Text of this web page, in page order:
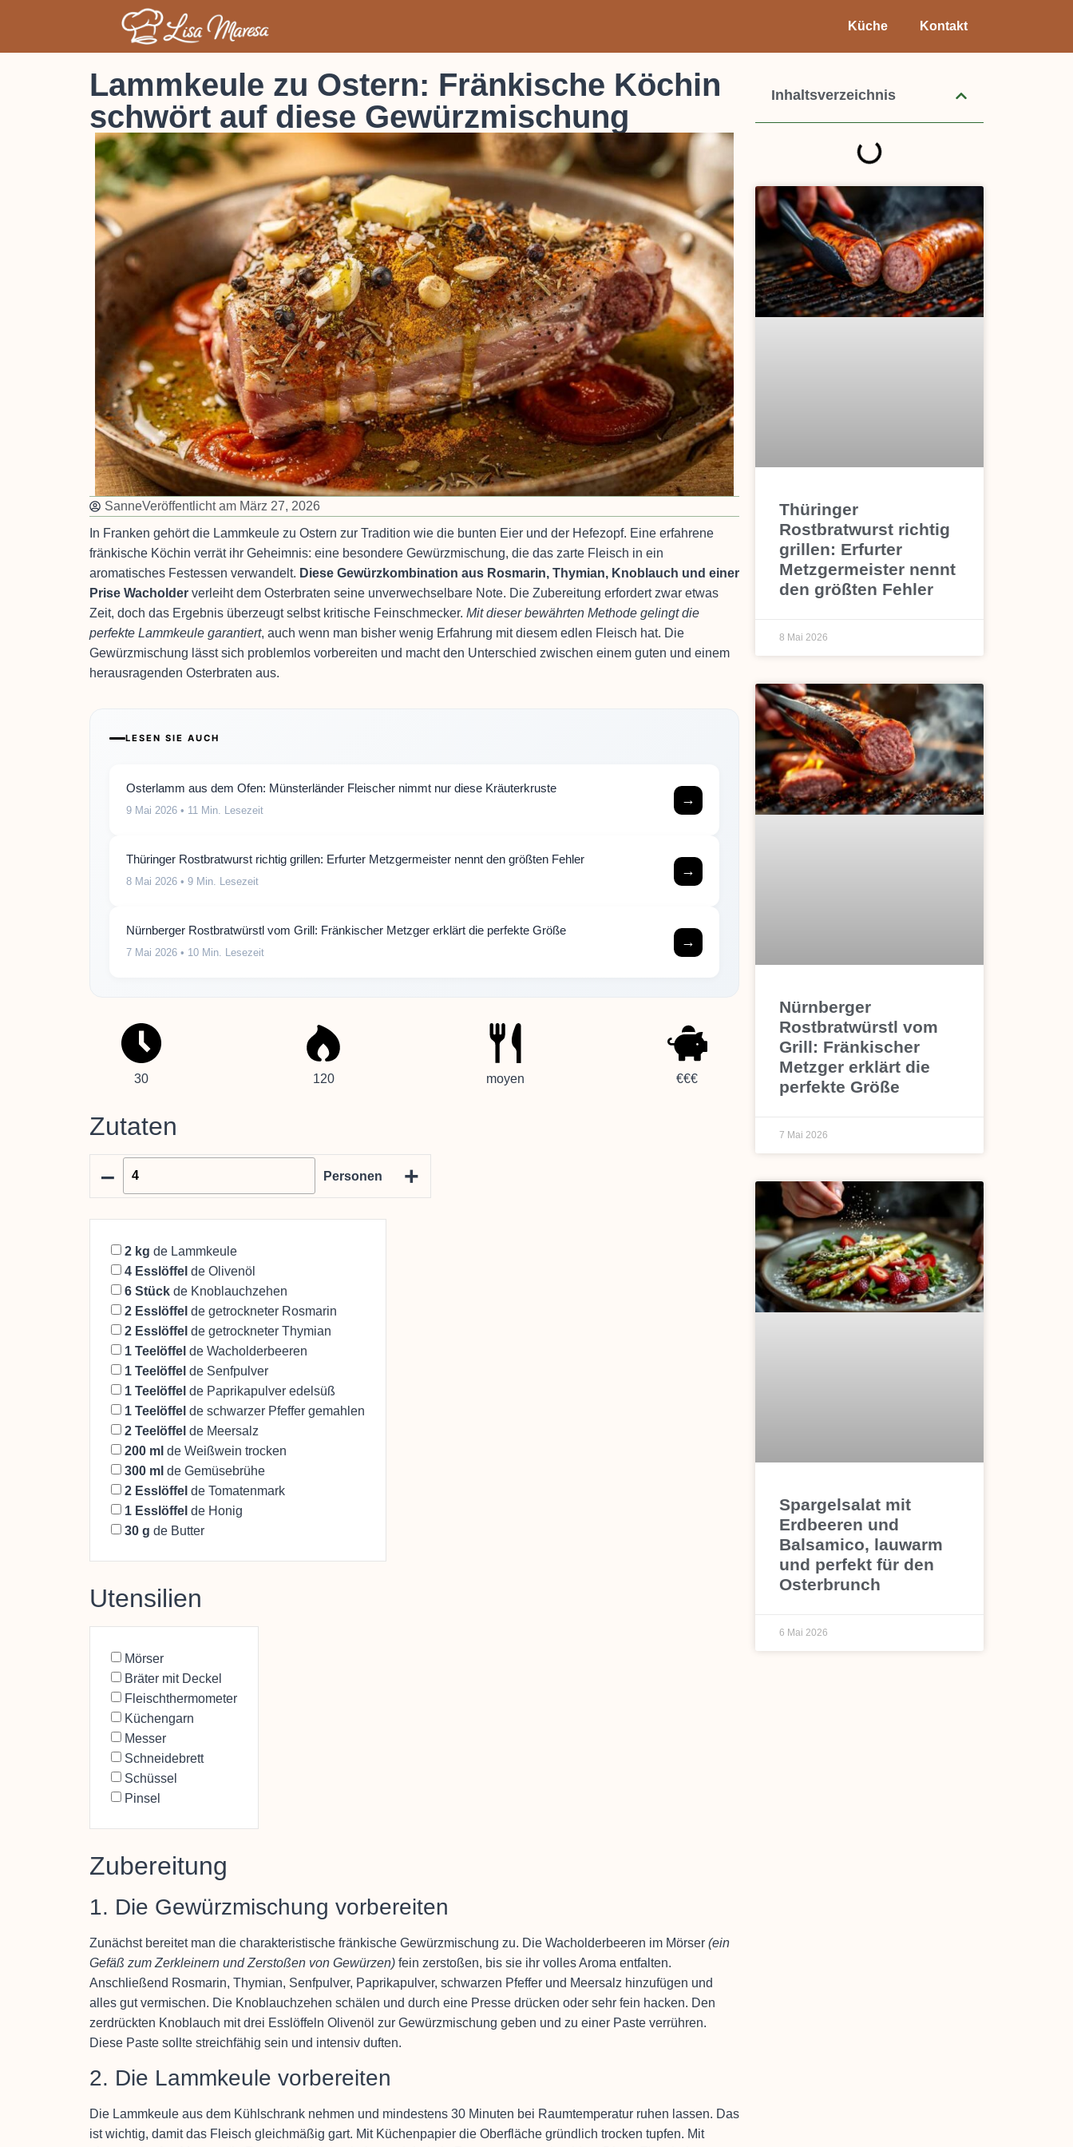
Küche Kontakt
Inhaltsverzeichnis
Thüringer
Rostbratwurst richtig
grillen: Erfurter
Metzgermeister nennt
den größten Fehler
8 Mai 2026
Nürnberger
Rostbratwürstl vom
Grill: Fränkischer
Metzger erklärt die
perfekte Größe
7 Mai 2026
Spargelsalat mit
Erdbeeren und
Balsamico, lauwarm
und perfekt für den
Osterbrunch
6 Mai 2026
Lammkeule zu Ostern: Fränkische Köchin
schwört auf diese Gewürzmischung
SanneVeröffentlicht am März 27, 2026
In Franken gehört die Lammkeule zu Ostern zur Tradition wie die bunten Eier und der Hefezopf. Eine erfahrene
fränkische Köchin verrät ihr Geheimnis: eine besondere Gewürzmischung, die das zarte Fleisch in ein
aromatisches Festessen verwandelt. Diese Gewürzkombination aus Rosmarin, Thymian, Knoblauch und einer
Prise Wacholder verleiht dem Osterbraten seine unverwechselbare Note. Die Zubereitung erfordert zwar etwas
Zeit, doch das Ergebnis überzeugt selbst kritische Feinschmecker. Mit dieser bewährten Methode gelingt die
perfekte Lammkeule garantiert, auch wenn man bisher wenig Erfahrung mit diesem edlen Fleisch hat. Die
Gewürzmischung lässt sich problemlos vorbereiten und macht den Unterschied zwischen einem guten und einem
herausragenden Osterbraten aus.
LESEN SIE AUCH
Osterlamm aus dem Ofen: Münsterländer Fleischer nimmt nur diese Kräuterkruste
9 Mai 2026 • 11 Min. Lesezeit
→
Thüringer Rostbratwurst richtig grillen: Erfurter Metzgermeister nennt den größten Fehler
8 Mai 2026 • 9 Min. Lesezeit
→
Nürnberger Rostbratwürstl vom Grill: Fränkischer Metzger erklärt die perfekte Größe
7 Mai 2026 • 10 Min. Lesezeit
→
30 120 moyen €€€
Zutaten
–
Personen +
2 kg de Lammkeule
4 Esslöffel de Olivenöl
6 Stück de Knoblauchzehen
2 Esslöffel de getrockneter Rosmarin
2 Esslöffel de getrockneter Thymian
1 Teelöffel de Wacholderbeeren
1 Teelöffel de Senfpulver
1 Teelöffel de Paprikapulver edelsüß
1 Teelöffel de schwarzer Pfeffer gemahlen
2 Teelöffel de Meersalz
200 ml de Weißwein trocken
300 ml de Gemüsebrühe
2 Esslöffel de Tomatenmark
1 Esslöffel de Honig
30 g de Butter
Utensilien
Mörser
Bräter mit Deckel
Fleischthermometer
Küchengarn
Messer
Schneidebrett
Schüssel
Pinsel
Zubereitung
1. Die Gewürzmischung vorbereiten
Zunächst bereitet man die charakteristische fränkische Gewürzmischung zu. Die Wacholderbeeren im Mörser (ein
Gefäß zum Zerkleinern und Zerstoßen von Gewürzen) fein zerstoßen, bis sie ihr volles Aroma entfalten.
Anschließend Rosmarin, Thymian, Senfpulver, Paprikapulver, schwarzen Pfeffer und Meersalz hinzufügen und
alles gut vermischen. Die Knoblauchzehen schälen und durch eine Presse drücken oder sehr fein hacken. Den
zerdrückten Knoblauch mit drei Esslöffeln Olivenöl zur Gewürzmischung geben und zu einer Paste verrühren.
Diese Paste sollte streichfähig sein und intensiv duften.
2. Die Lammkeule vorbereiten
Die Lammkeule aus dem Kühlschrank nehmen und mindestens 30 Minuten bei Raumtemperatur ruhen lassen. Das
ist wichtig, damit das Fleisch gleichmäßig gart. Mit Küchenpapier die Oberfläche gründlich trocken tupfen. Mit